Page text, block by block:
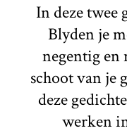
In deze twee
Blyden je
negentig en
schoot van je
deze
werken